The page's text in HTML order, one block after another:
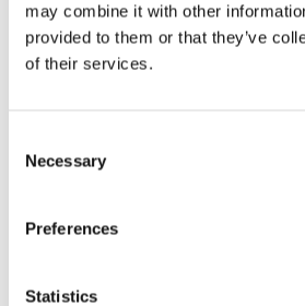
may combine it with other
provided to them or that they’ve
of their services.
Selection
Necessary
Preferences
Statistics
90kr (ex. moms) 90 kr